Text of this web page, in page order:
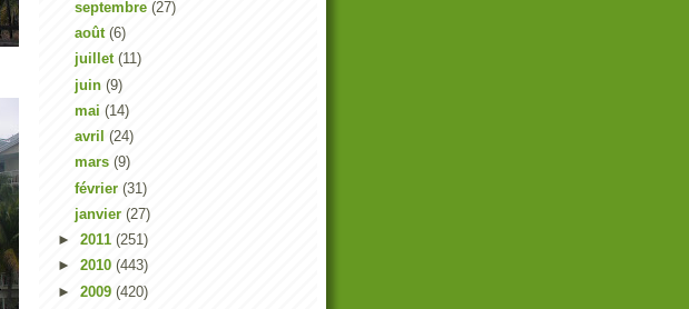
septembre (27)
août (6)
juillet (11)
juin (9)
mai (14)
avril (24)
mars (9)
février (31)
janvier (27)
► 2011 (251)
► 2010 (443)
► 2009 (420)